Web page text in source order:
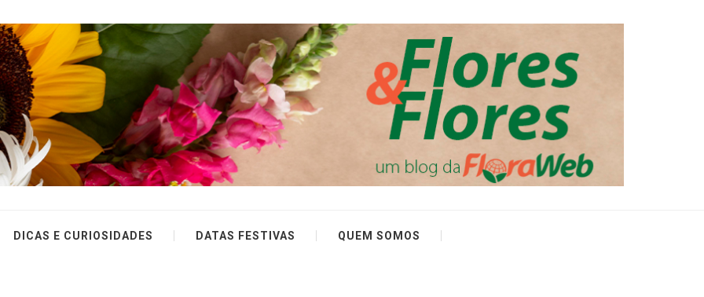
DICAS E CURIOSIDADES DATAS FESTIVAS QUEM SOMOS